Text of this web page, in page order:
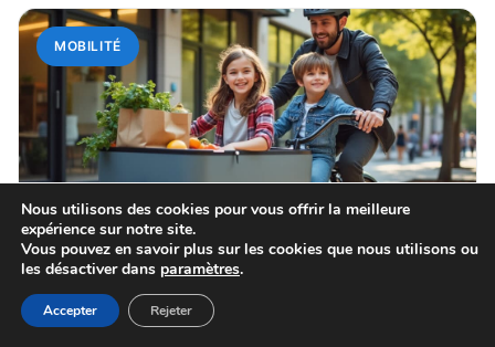
MOBILITÉ
29 juillet 2026
Vélo cargo : guide complet pour choisir
et utiliser au quotidien
Nous utilisons des cookies pour vous offrir la meilleure
expérience sur notre site.
Vous pouvez en savoir plus sur les cookies que nous utilisons ou
les désactiver dans paramètres.
Accepter Rejeter